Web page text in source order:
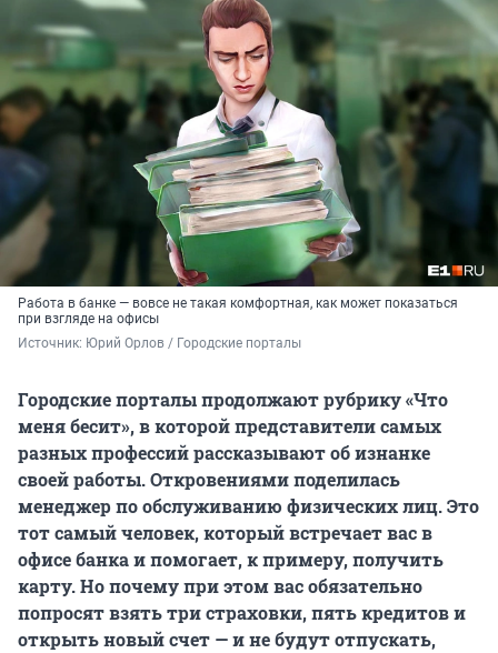
Работа в банке — вовсе не такая комфортная, как может показаться
при взгляде на офисы
Источник: Юрий Орлов / Городские порталы
Городские порталы продолжают рубрику «Что
меня бесит», в которой представители самых
разных профессий рассказывают об изнанке
своей работы. Откровениями поделилась
менеджер по обслуживанию физических лиц. Это
тот самый человек, который встречает вас в
офисе банка и помогает, к примеру, получить
карту. Но почему при этом вас обязательно
попросят взять три страховки, пять кредитов и
открыть новый счет — и не будут отпускать,